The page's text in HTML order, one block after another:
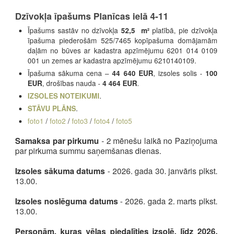
Dzīvokļa īpašums Planīcas ielā 4-11
Īpašums sastāv no dzīvokļa52,5 m²platībā, pie dzīvokļa
īpašuma piederošām 525/7465 kopīpašuma domājamām
daļām no būves ar kadastra apzīmējumu 6201 014 0109
001 un zemes ar kadastra apzīmējumu 6210140109.
Īpašuma sākuma cena –44 640 EUR, izsoles solis - 100
EUR, drošības nauda - 4 464 EUR.
IZSOLES NOTEIKUMI.
STĀVU PLĀNS.
foto1 / foto2 / foto3 / foto4 / foto5
Samaksa par pirkumu - 2 mēnešu laikā no Paziņojuma
par pirkuma summu saņemšanas dienas.
Izsoles sākuma datums - 2026. gada 30. janvāris plkst.
13.00.
Izsoles noslēguma datums- 2026. gada 2. marts plkst.
13.00.
Personām, kuras vēlas piedalīties izsolē, līdz 2026.